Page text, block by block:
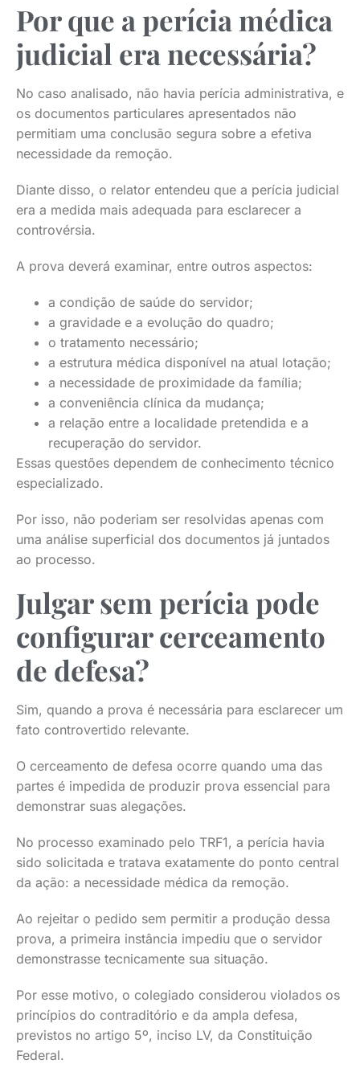
Por que a perícia médica
judicial era necessária?
No caso analisado, não havia perícia administrativa, e
os documentos particulares apresentados não
permitiam uma conclusão segura sobre a efetiva
necessidade da remoção.
Diante disso, o relator entendeu que a perícia judicial
era a medida mais adequada para esclarecer a
controvérsia.
A prova deverá examinar, entre outros aspectos:
a condição de saúde do servidor;
a gravidade e a evolução do quadro;
o tratamento necessário;
a estrutura médica disponível na atual lotação;
a necessidade de proximidade da família;
a conveniência clínica da mudança;
a relação entre a localidade pretendida e a
recuperação do servidor.
Essas questões dependem de conhecimento técnico
especializado.
Por isso, não poderiam ser resolvidas apenas com
uma análise superficial dos documentos já juntados
ao processo.
Julgar sem perícia pode
configurar cerceamento
de defesa?
Sim, quando a prova é necessária para esclarecer um
fato controvertido relevante.
O cerceamento de defesa ocorre quando uma das
partes é impedida de produzir prova essencial para
demonstrar suas alegações.
No processo examinado pelo TRF1, a perícia havia
sido solicitada e tratava exatamente do ponto central
da ação: a necessidade médica da remoção.
Ao rejeitar o pedido sem permitir a produção dessa
prova, a primeira instância impediu que o servidor
demonstrasse tecnicamente sua situação.
Por esse motivo, o colegiado considerou violados os
princípios do contraditório e da ampla defesa,
previstos no artigo 5º, inciso LV, da Constituição
Federal.